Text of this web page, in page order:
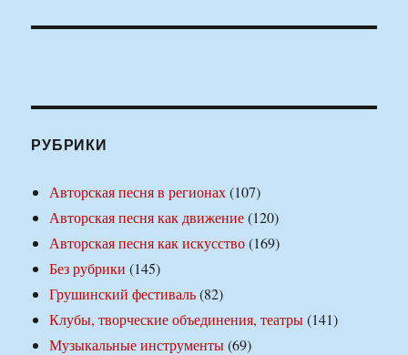
РУБРИКИ
Авторская песня в регионах(107)
Авторская песня как движение(120)
Авторская песня как искусство(169)
Без рубрики (145)
Грушинский фестиваль(82)
Клубы, творческие объединения, театры(141)
Музыкальные инструменты(69)